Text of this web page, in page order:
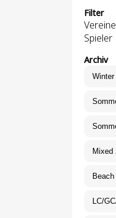
Filter
Vereine
Spieler
Archiv